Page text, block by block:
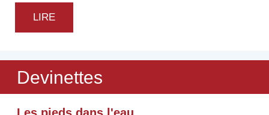
LIRE
Devinettes